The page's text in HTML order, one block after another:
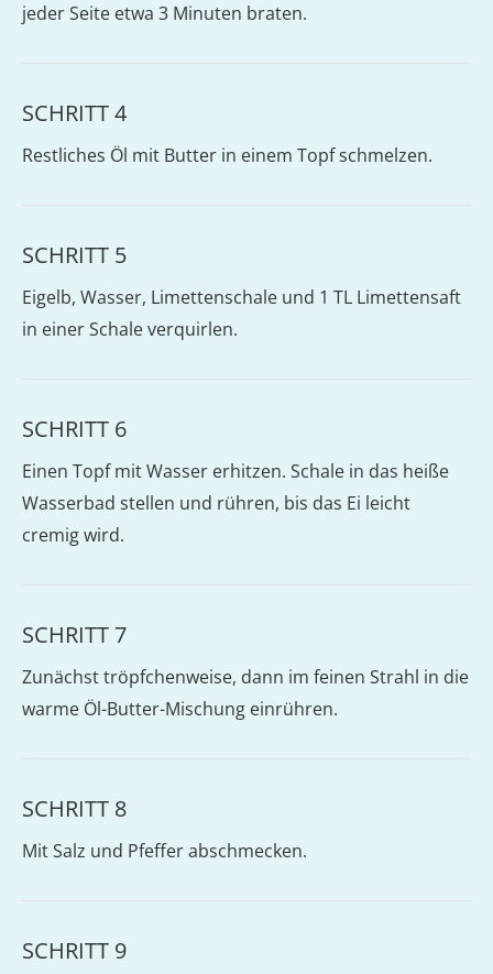
jeder Seite etwa 3 Minuten braten.
SCHRITT 4
Restliches Öl mit Butter in einem Topf schmelzen.
SCHRITT 5
Eigelb, Wasser, Limettenschale und 1 TL Limettensaft
in einer Schale verquirlen.
SCHRITT 6
Einen Topf mit Wasser erhitzen. Schale in das heiße
Wasserbad stellen und rühren, bis das Ei leicht
cremig wird.
SCHRITT 7
Zunächst tröpfchenweise, dann im feinen Strahl in die
warme Öl-Butter-Mischung einrühren.
SCHRITT 8
Mit Salz und Pfeffer abschmecken.
SCHRITT 9